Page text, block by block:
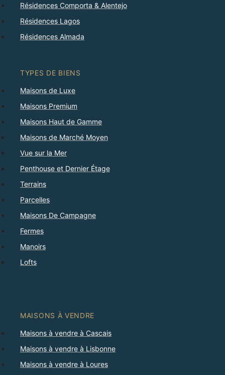
Résidences Comporta & Alentejo
Résidences Lagos
Résidences Almada
TYPES DE BIENS
Maisons de Luxe
Maisons Premium
Maisons Haut de Gamme
Maisons de Marché Moyen
Vue sur la Mer
Penthouse et Dernier Étage
Terrains
Parcelles
Maisons De Campagne
Fermes
Manoirs
Lofts
MAISONS À VENDRE
Maisons à vendre à Cascais
Maisons à vendre à Lisbonne
Maisons à vendre à Loures